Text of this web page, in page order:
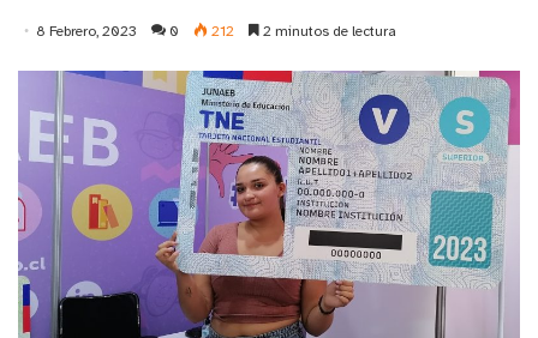
8 Febrero, 2023 0 212 2 minutos de lectura